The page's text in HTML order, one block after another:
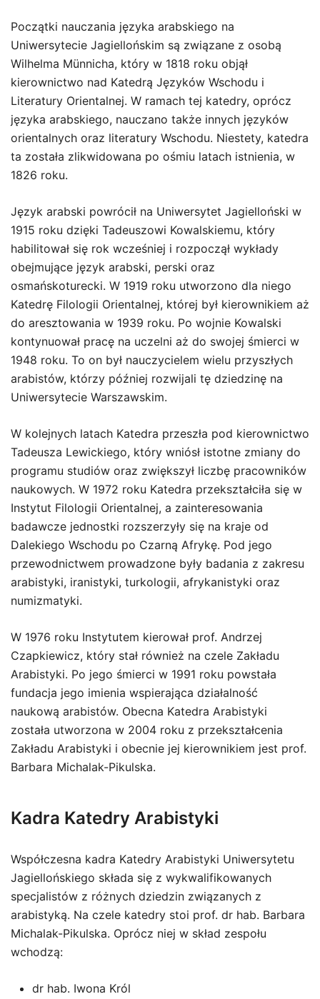
Początki nauczania języka arabskiego na
Uniwersytecie Jagiellońskim są związane z osobą
Wilhelma Münnicha, który w 1818 roku objął
kierownictwo nad Katedrą Języków Wschodu i
Literatury Orientalnej. W ramach tej katedry, oprócz
języka arabskiego, nauczano także innych języków
orientalnych oraz literatury Wschodu. Niestety, katedra
ta została zlikwidowana po ośmiu latach istnienia, w
1826 roku.
Język arabski powrócił na Uniwersytet Jagielloński w
1915 roku dzięki Tadeuszowi Kowalskiemu, który
habilitował się rok wcześniej i rozpoczął wykłady
obejmujące język arabski, perski oraz
osmańskoturecki. W 1919 roku utworzono dla niego
Katedrę Filologii Orientalnej, której był kierownikiem aż
do aresztowania w 1939 roku. Po wojnie Kowalski
kontynuował pracę na uczelni aż do swojej śmierci w
1948 roku. To on był nauczycielem wielu przyszłych
arabistów, którzy później rozwijali tę dziedzinę na
Uniwersytecie Warszawskim.
W kolejnych latach Katedra przeszła pod kierownictwo
Tadeusza Lewickiego, który wniósł istotne zmiany do
programu studiów oraz zwiększył liczbę pracowników
naukowych. W 1972 roku Katedra przekształciła się w
Instytut Filologii Orientalnej, a zainteresowania
badawcze jednostki rozszerzyły się na kraje od
Dalekiego Wschodu po Czarną Afrykę. Pod jego
przewodnictwem prowadzone były badania z zakresu
arabistyki, iranistyki, turkologii, afrykanistyki oraz
numizmatyki.
W 1976 roku Instytutem kierował prof. Andrzej
Czapkiewicz, który stał również na czele Zakładu
Arabistyki. Po jego śmierci w 1991 roku powstała
fundacja jego imienia wspierająca działalność
naukową arabistów. Obecna Katedra Arabistyki
została utworzona w 2004 roku z przekształcenia
Zakładu Arabistyki i obecnie jej kierownikiem jest prof.
Barbara Michalak-Pikulska.
Kadra Katedry Arabistyki
Współczesna kadra Katedry Arabistyki Uniwersytetu
Jagiellońskiego składa się z wykwalifikowanych
specjalistów z różnych dziedzin związanych z
arabistyką. Na czele katedry stoi prof. dr hab. Barbara
Michalak-Pikulska. Oprócz niej w skład zespołu
wchodzą:
dr hab. Iwona Król